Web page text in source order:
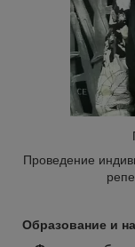
Проведение
Образование и